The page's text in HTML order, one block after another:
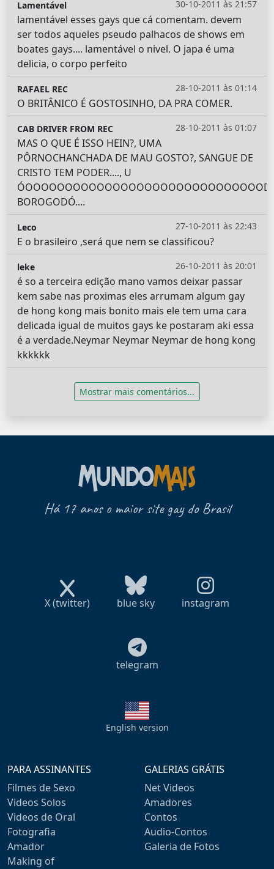
30-10-2011 às 21:57
Lamentável
lamentável esses gays que cá comentam. devem
ser todos aqueles pseudo palhacos de shows em
boates gays.... lamentável o nivel. O japa é uma
delicia, o corpo perfeito
28-10-2011 às 01:14
RAFAEL REC
O BRITÂNICO É GOSTOSINHO, DA PRA COMER.
28-10-2011 às 01:07
CAB DRIVER FROM REC
MAS O QUE É ISSO HEIN?, UMA
PÔRNOCHANCHADA DE MAU GOSTO?, SANGUE DE
CRISTO TEM PODER...., U
BOROGODÓ....
27-10-2011 às 22:43
Leco
E o brasileiro ,será que nem se classificou?
26-10-2011 às 20:01
leke
é so a terceira edição mano vamos deixar passar
kem sabe nas proximas eles arrumam algum gay
de hong kong mais bonito mais ele tem uma cara
delicada igual de muitos gays ke postaram aki essa
é a verdade.Neymar Neymar Neymar de hong kong
kkkkkk
Mostrar mais comentários...
Há 17 anos o maior site gay do Brasil
X (twitter) blue sky instagram
telegram
English version
PARA ASSINANTES
Filmes de Sexo
Videos Solos
Videos de Oral
Fotografia
Amador
Making of
GALERIAS GRÁTIS
Net Videos
Amadores
Contos
Audio-Contos
Galeria de Fotos